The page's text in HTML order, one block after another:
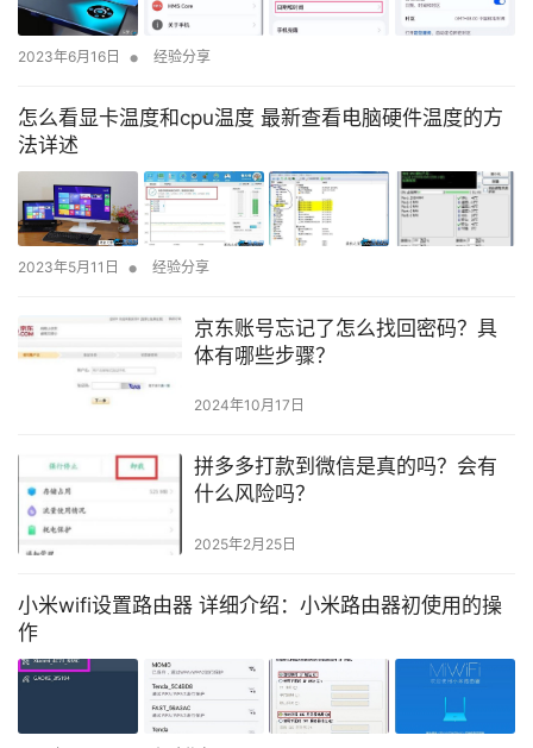
2023年6月16日 • 经验分享
怎么看显卡温度和cpu温度 最新查看电脑硬件温度的方
法详述
2023年5月11日 • 经验分享
京东账号忘记了怎么找回密码？具
体有哪些步骤？
2024年10月17日
拼多多打款到微信是真的吗？会有
什么风险吗？
2025年2月25日
小米wifi设置路由器 详细介绍：小米路由器初使用的操
作